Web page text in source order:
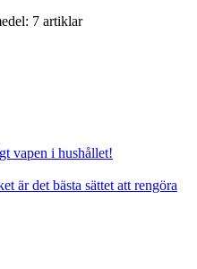
7 artiklar
vapen i hushållet!
är det bästa sättet att rengöra